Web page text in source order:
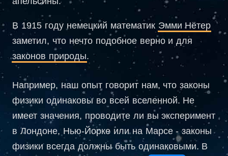
В 1915 году немецкий математик Эмми Нётер
заметил, что нечто подобное верно и для
законов природы.
Например, наш опыт говорит нам, что законы
физики одинаковы во всей вселенной. Не
имеет значения, проводите ли вы эксперимент
в Лондоне, Нью-Йорке или на Марсе - законы
физики всегда должны быть одинаковыми. В